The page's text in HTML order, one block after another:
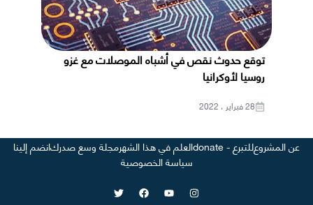
توقع حدوث نقص في أشباه الموصلات مع غزو
روسيا لأوكرانيا
28 فبراير ، 2022
عن المشروعللتبرع - donate العلم في هذا الشهرمجلة وسع صدركانضم إلينا
سياسة الخصوصية